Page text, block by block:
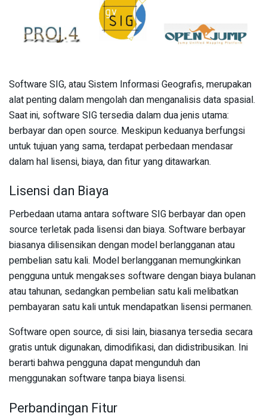
Software SIG, atau Sistem Informasi Geografis, merupakan
alat penting dalam mengolah dan menganalisis data spasial.
Saat ini, software SIG tersedia dalam dua jenis utama:
berbayar dan open source. Meskipun keduanya berfungsi
untuk tujuan yang sama, terdapat perbedaan mendasar
dalam hal lisensi, biaya, dan fitur yang ditawarkan.
Lisensi dan Biaya
Perbedaan utama antara software SIG berbayar dan open
source terletak pada lisensi dan biaya. Software berbayar
biasanya dilisensikan dengan model berlangganan atau
pembelian satu kali. Model berlangganan memungkinkan
pengguna untuk mengakses software dengan biaya bulanan
atau tahunan, sedangkan pembelian satu kali melibatkan
pembayaran satu kali untuk mendapatkan lisensi permanen.
Software open source, di sisi lain, biasanya tersedia secara
gratis untuk digunakan, dimodifikasi, dan didistribusikan. Ini
berarti bahwa pengguna dapat mengunduh dan
menggunakan software tanpa biaya lisensi.
Perbandingan Fitur